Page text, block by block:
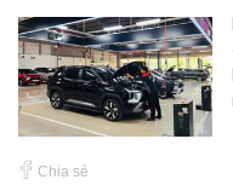
Chia sẻ